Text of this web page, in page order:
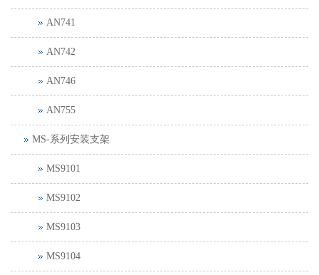
AN741
AN742
AN746
AN755
MS-系列安装支架
MS9101
MS9102
MS9103
MS9104